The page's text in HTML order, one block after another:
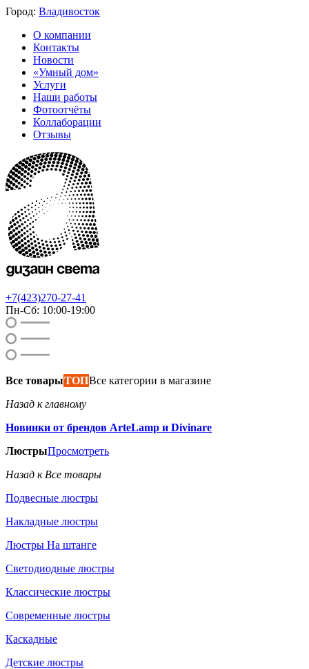
Город: Владивосток
О компании
Контакты
Новости
«Умный дом»
Услуги
Наши работы
Фотоотчёты
Коллаборации
Отзывы
+7(423)270-27-41
Пн-Сб: 10:00-19:00
Все товарыТОПВсе категории в магазине
Назад к главному
Новинки от брендов ArteLamp и Divinare
ЛюстрыПросмотреть
Назад к Все товары
Подвесные люстры
Накладные люстры
Люстры На штанге
Светодиодные люстры
Классические люстры
Современные люстры
Каскадные
Детские люстры